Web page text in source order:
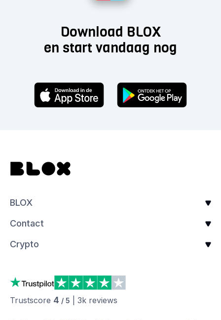
Download BLOX
en start vandaag nog
BLOX
Contact
Crypto
Trustscore 4 / 5 3k reviews